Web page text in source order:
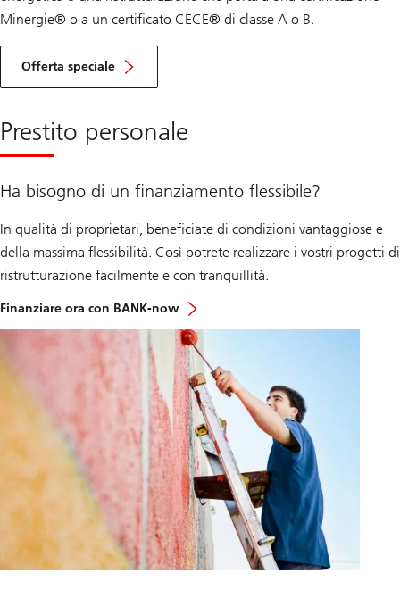
Minergie® o a un certificato CECE® di classe A o B.
Offerta speciale
R
e
t
i
s
o
j
k
e
i
h
e
Prestito personale
Ha bisogno di un finanziamento flessibile?
In qualità di proprietari, beneficiate di condizioni vantaggiose e
della massima flessibilità. Così potrete realizzare i vostri progetti di
ristrutturazione facilmente e con tranquillità.
Finanziare ora con BANK-now